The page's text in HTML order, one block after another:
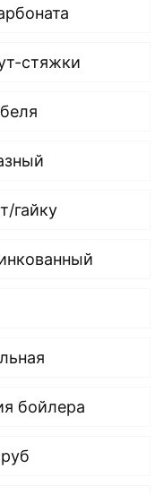
стяжки
гайку
бойлера